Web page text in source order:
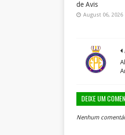
de Avis
August 06, 2026
DEIXE UM
Nenhum